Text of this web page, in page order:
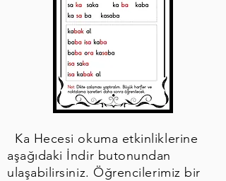
Ka Hecesi okuma etkinliklerine
aşağıdaki İndir butonundan
ulaşabilirsiniz. Öğrencilerimiz bir